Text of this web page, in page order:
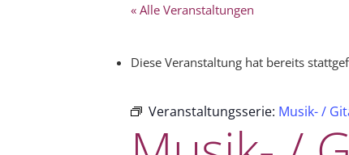
« Alle Veranstaltungen
Diese Veranstaltung hat bereits
Veranstaltungsserie: Musik- /